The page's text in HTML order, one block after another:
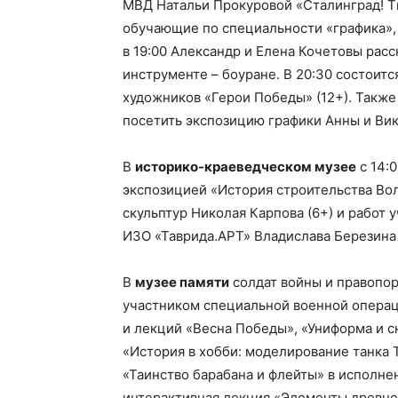
МВД Натальи Прокуровой «Сталинград!
обучающие по специальности
в 19:00 Александр и Елена Кочетовы
инструменте – боуране. В 20:30
художников «Герои Победы» (12+).
посетить экспозицию графики Анны и
В историко-краеведческом музее с
экспозицией «История строительства
скульптур Николая Карпова (6+) и
ИЗО «Таврида.АРТ» Владислава
В музее памяти солдат войны и
участником специальной военной
и лекций «Весна Победы», «Униформа и
«История в хобби: моделирование
«Таинство барабана и флейты» в